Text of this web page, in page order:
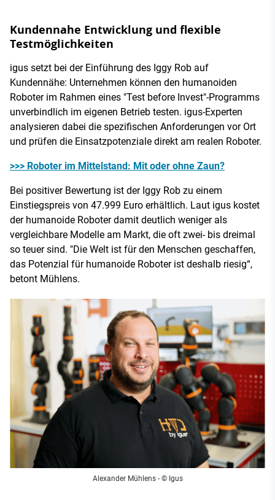
Kundennahe Entwicklung und flexible
Testmöglichkeiten
igus setzt bei der Einführung des Iggy Rob auf
Kundennähe: Unternehmen können den humanoiden
Roboter im Rahmen eines "Test before Invest"-Programms
unverbindlich im eigenen Betrieb testen. igus-Experten
analysieren dabei die spezifischen Anforderungen vor Ort
und prüfen die Einsatzpotenziale direkt am realen Roboter.
>>> Roboter im Mittelstand: Mit oder ohne Zaun?
Bei positiver Bewertung ist der Iggy Rob zu einem
Einstiegspreis von 47.999 Euro erhältlich. Laut igus kostet
der humanoide Roboter damit deutlich weniger als
vergleichbare Modelle am Markt, die oft zwei- bis dreimal
so teuer sind. "Die Welt ist für den Menschen geschaffen,
das Potenzial für humanoide Roboter ist deshalb riesig“,
betont Mühlens.
Alexander Mühlens - © Igus